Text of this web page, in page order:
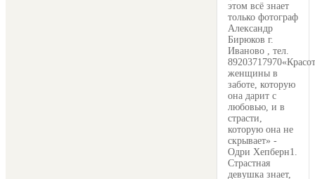
этом всё знает
только фотограф
Александр
Бирюков г.
Иваново , тел.
женщины в
заботе, которую
она дарит с
любовью, и в
страсти,
которую она не
скрывает» -
Одри Хепберн1.
Страстная
девушка знает,